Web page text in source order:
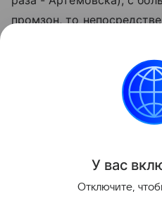
промзон, то
артиллерия будут
Подготовил Андрей
У вас
Отключите,